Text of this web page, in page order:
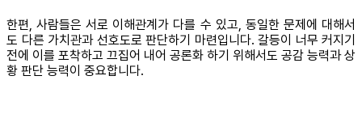
한편, 사람들은 서로 이해관계가 다를 수 있고, 동일한 문제에 대해서
도 다른 가치관과 선호도로 판단하기 마련입니다. 갈등이 너무 커지기
전에 이를 포착하고 끄집어 내어 공론화 하기 위해서도 공감 능력과 상
황 판단 능력이 중요합니다.